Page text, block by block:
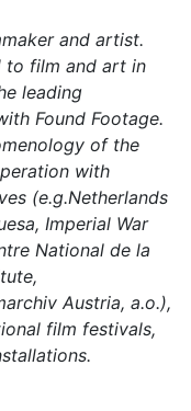
and artist.
to film and art in
leading
Found Footage.
of the
with
(e.g.Netherlands
Imperial War
National de la
Austria, a.o.),
film festivals,